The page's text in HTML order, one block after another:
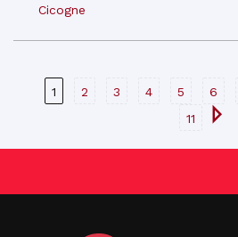
Cicogne
1 2 3 4 5 6
11